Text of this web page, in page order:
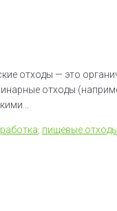
отходы — это
отходы
пищевые отходы